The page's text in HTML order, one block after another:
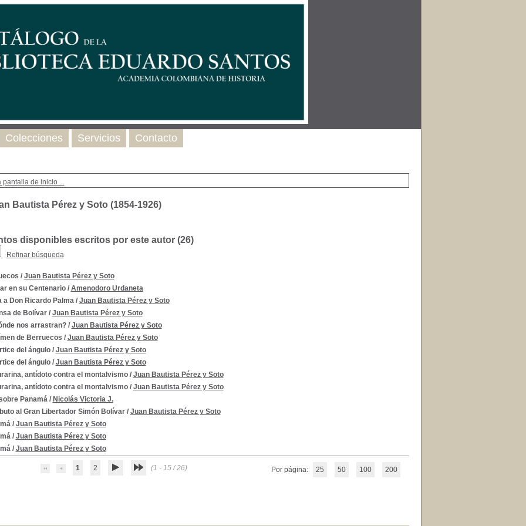
pantalla de inicio ...
Bautista Pérez y Soto (1854-1926)
disponibles escritos por este autor (26)
Refinar búsqueda
/ Juan Bautista Pérez y Soto
en su Centenario / Amenodoro Urdaneta
a Don Ricardo Palma / Juan Bautista Pérez y Soto
de Bolívar / Juan Bautista Pérez y Soto
nos arrastran?/ Juan Bautista Pérez y Soto
de Berruecos / Juan Bautista Pérez y Soto
del ángulo / Juan Bautista Pérez y Soto
del ángulo / Juan Bautista Pérez y Soto
antídoto contra el montalvismo / Juan Bautista Pérez y Soto
antídoto contra el montalvismo / Juan Bautista Pérez y Soto
Panamá/ Nicolás Victoria J.
al Gran Libertador Simón Bolívar/ Juan Bautista Pérez y Soto
/ Juan Bautista Pérez y Soto
/ Juan Bautista Pérez y Soto
/ Juan Bautista Pérez y Soto
1 2 (1 - 15 / 26) Por página: 25 50 100 200
Colecciones Servicios Contacto
1903
1903
1825